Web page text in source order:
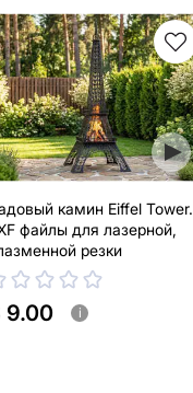
камин Eiffel Tower.
файлы для лазерной,
резки
9.00 i